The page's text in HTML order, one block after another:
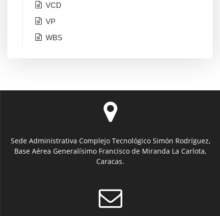
VCD
VP
WBS
Sede Administrativa Complejo Tecnológico Simón Rodríguez,
Base Aérea Generalísimo Francisco de Miranda La Carlota,
Caracas.